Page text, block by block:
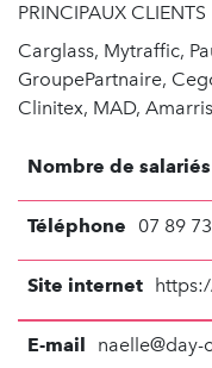
PRINCIPAUX CLIENTS
Carglass, Mytraffic,
GroupePartnaire,
Clinitex, MAD,
Nombre de salariés
Téléphone 07 89
Site internet
E-mail naelle@day-